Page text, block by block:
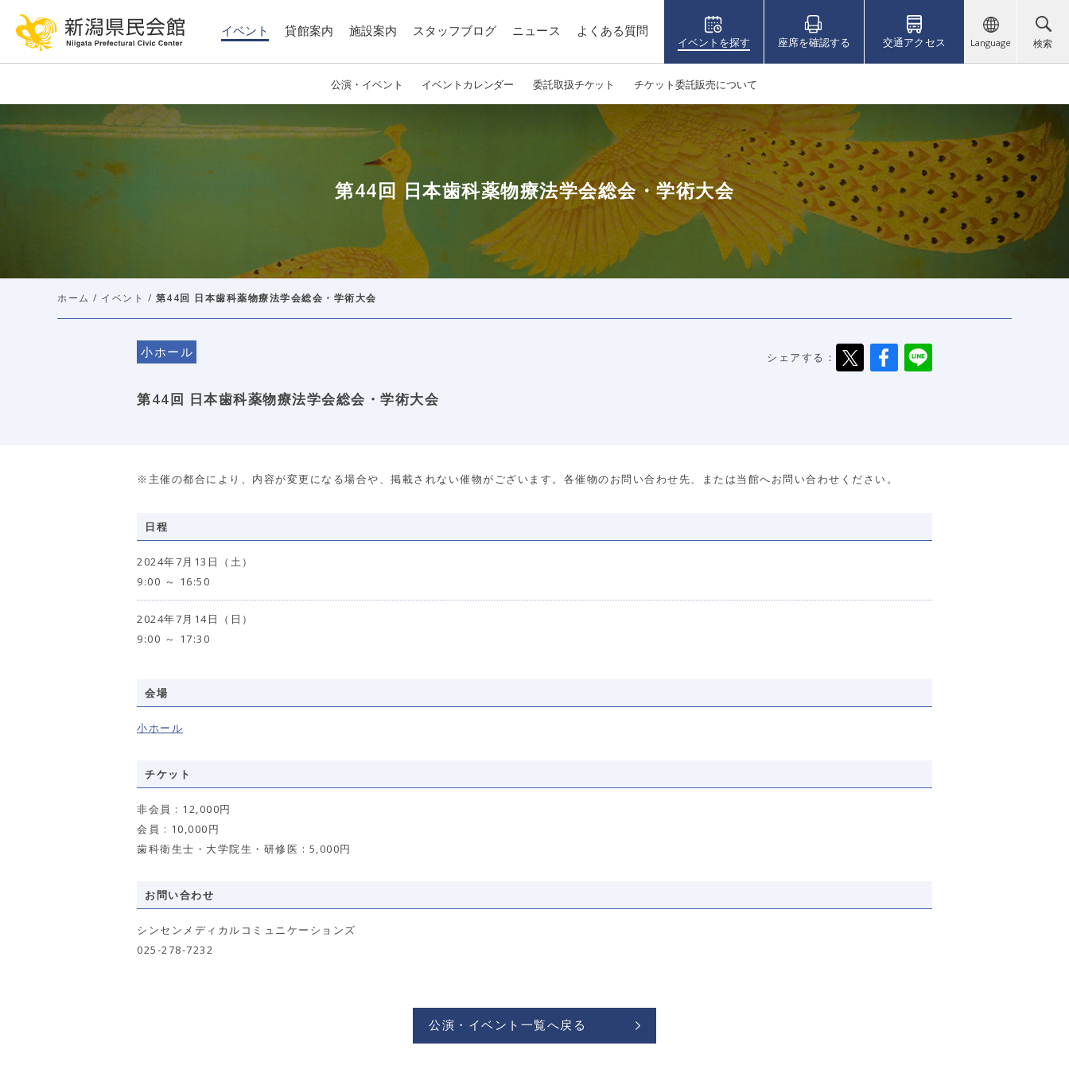
イベント
公演・イベント イベントカレンダー 委託取扱チケット チケット委託販売について
貸館案内 施設案内 スタッフブログ ニュース よくある質問
イベントを探す 座席を確認する 交通アクセス Language 検索
第44回 日本歯科薬物療法学会総会・学術大会
ホーム / イベント / 第44回 日本歯科薬物療法学会総会・学術大会
小ホール
第44回 日本歯科薬物療法学会総会・学術大会
シェアする：
※主催の都合により、内容が変更になる場合や、掲載されない催物がございます。各催物のお問い合わせ先、または当館へお問い合わせください。
日程
2024年7月13日（土）
9:00 ～ 16:50
2024年7月14日（日）
9:00 ～ 17:30
会場
小ホール
チケット
非会員 : 12,000円
会員 : 10,000円
歯科衛生士・大学院生・研修医 : 5,000円
お問い合わせ
シンセンメディカルコミュニケーションズ
025-278-7232
公演・イベント一覧へ戻る